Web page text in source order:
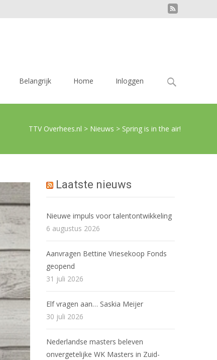
Belangrijk Home Inloggen
Zoek
naar:
TTV Overhees.nl > Nieuws > Spring is in the air!
Laatste nieuws
Nieuwe impuls voor talentontwikkeling
6 augustus 2026
Aanvragen Bettine Vriesekoop Fonds
geopend
31 juli 2026
Elf vragen aan… Saskia Meijer
30 juli 2026
Nederlandse masters beleven
onvergetelijke WK Masters in Zuid-